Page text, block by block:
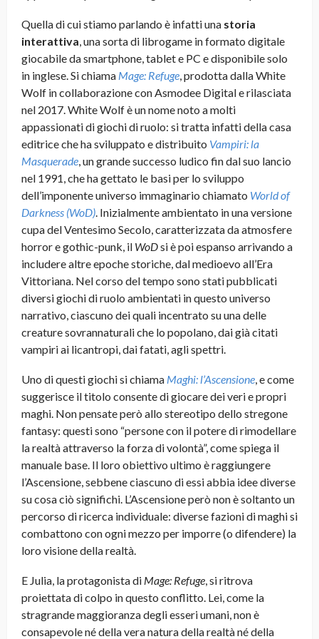
Quella di cui stiamo parlando è infatti una storia
interattiva, una sorta di librogame in formato digitale
giocabile da smartphone, tablet e PC e disponibile solo
in inglese. Si chiama Mage: Refuge, prodotta dalla White
Wolf in collaborazione con Asmodee Digital e rilasciata
nel 2017. White Wolf è un nome noto a molti
appassionati di giochi di ruolo: si tratta infatti della casa
editrice che ha sviluppato e distribuito Vampiri: la
Masquerade, un grande successo ludico fin dal suo lancio
nel 1991, che ha gettato le basi per lo sviluppo
dell’imponente universo immaginario chiamato World of
Darkness (WoD). Inizialmente ambientato in una versione
cupa del Ventesimo Secolo, caratterizzata da atmosfere
horror e gothic-punk, il WoDsi è poi espanso arrivando a
includere altre epoche storiche, dal medioevo all’Era
Vittoriana. Nel corso del tempo sono stati pubblicati
diversi giochi di ruolo ambientati in questo universo
narrativo, ciascuno dei quali incentrato su una delle
creature sovrannaturali che lo popolano, dai già citati
vampiri ai licantropi, dai fatati, agli spettri.
Uno di questi giochi si chiama Maghi: l’Ascensione, e come
suggerisce il titolo consente di giocare dei veri e propri
maghi. Non pensate però allo stereotipo dello stregone
fantasy: questi sono “persone con il potere di rimodellare
la realtà attraverso la forza di volontà”, come spiega il
manuale base. Il loro obiettivo ultimo è raggiungere
l’Ascensione, sebbene ciascuno di essi abbia idee diverse
su cosa ciò significhi. L’Ascensione però non è soltanto un
percorso di ricerca individuale: diverse fazioni di maghi si
combattono con ogni mezzo per imporre (o difendere) la
loro visione della realtà.
E Julia, la protagonista di Mage: Refuge, si ritrova
proiettata di colpo in questo conflitto. Lei, come la
stragrande maggioranza degli esseri umani, non è
consapevole né della vera natura della realtà né della